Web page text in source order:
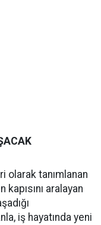
olarak tanımlanan
aralayan
iş hayatında yeni